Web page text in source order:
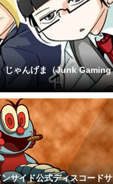
じゃんげま（Junk Gaming
サイド公式ディスコードサ